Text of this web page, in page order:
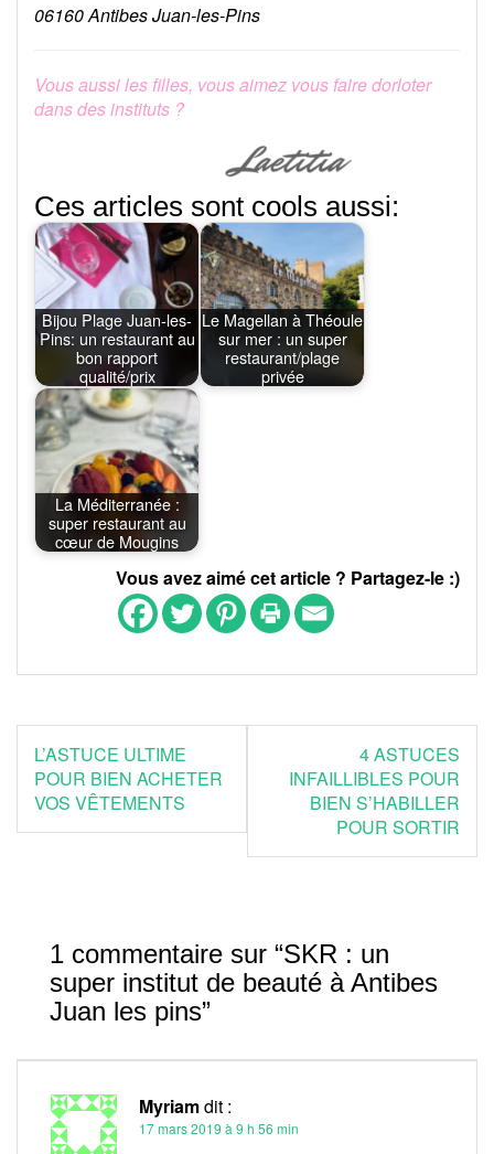
06160 Antibes Juan-les-Pins
Vous aussi les filles, vous aimez vous faire dorloter
dans des instituts ?
Ces articles sont cools aussi:
Bijou Plage Juan-les-
Pins: un restaurant au
bon rapport
qualité/prix
Le Magellan à Théoule
sur mer : un super
restaurant/plage
privée
La Méditerranée :
super restaurant au
cœur de Mougins
Vous avez aimé cet article ? Partagez-le :)
Navigation
de
l’article
L’ASTUCE ULTIME
POUR BIEN ACHETER
VOS VÊTEMENTS
4 ASTUCES
INFAILLIBLES POUR
BIEN S’HABILLER
POUR SORTIR
1 commentaire sur “SKR : un
super institut de beauté à Antibes
Juan les pins”
Myriamdit :
17 mars 2019 à 9 h 56 min